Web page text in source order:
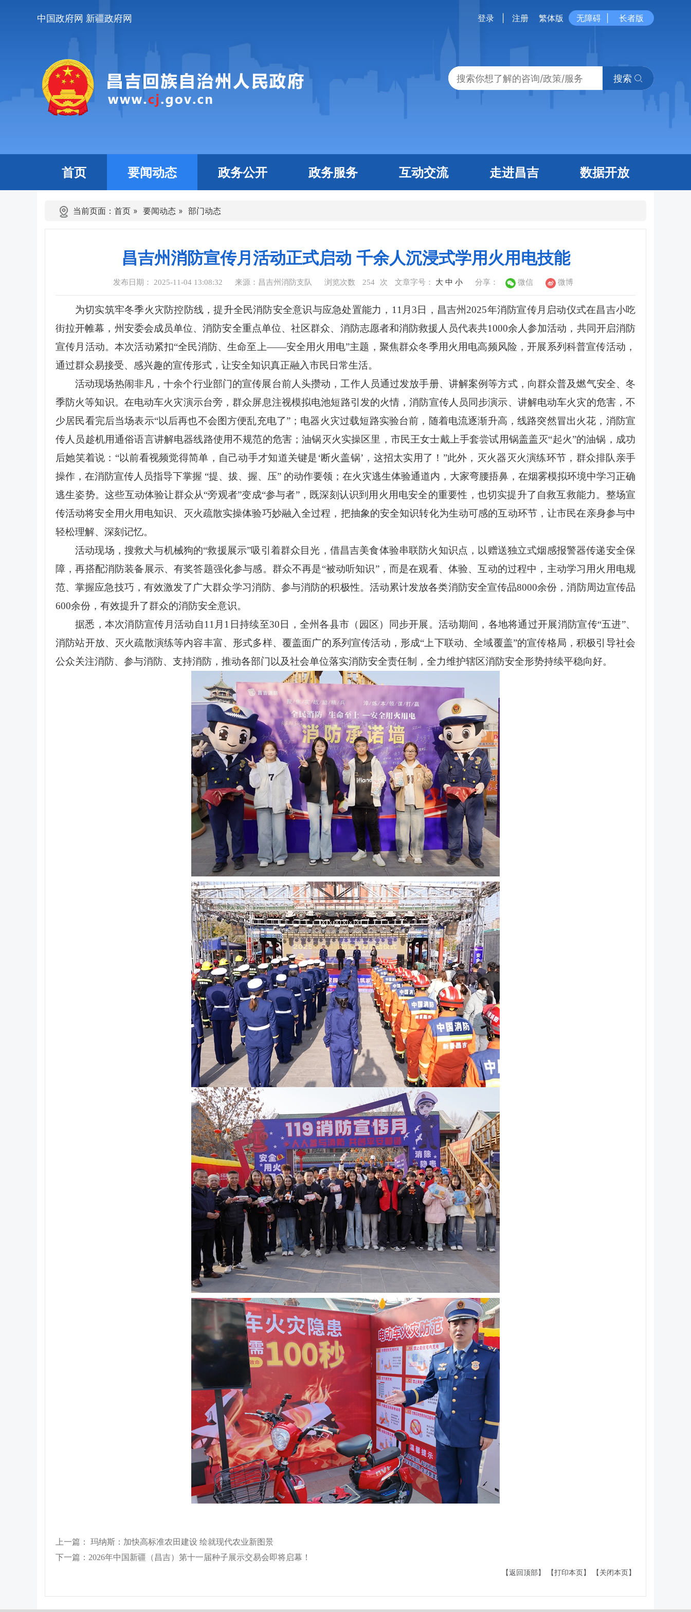
中国政府网 新疆政府网 登录 注册 繁体版 无障碍 长者版
搜索
首页 要闻动态 政务公开 政务服务 互动交流 走进昌吉 数据开放
当前页面： 首页 » 要闻动态 » 部门动态
昌吉州消防宣传月活动正式启动 千余人沉浸式学用火用电技能
发布日期： 2025-11-04 13:08:32 来源：昌吉州消防支队 浏览次数 254 次 文章字号： 大 中 小 分享： 微信 微博
为切实筑牢冬季火灾防控防线，提升全民消防安全意识与应急处置能力，11月3日，昌吉州2025年消防宣传月启动仪式在昌吉小吃
街拉开帷幕，州安委会成员单位、消防安全重点单位、社区群众、消防志愿者和消防救援人员代表共1000余人参加活动，共同开启消防
宣传月活动。本次活动紧扣“全民消防、生命至上——安全用火用电”主题，聚焦群众冬季用火用电高频风险，开展系列科普宣传活动，
通过群众易接受、感兴趣的宣传形式，让安全知识真正融入市民日常生活。
活动现场热闹非凡，十余个行业部门的宣传展台前人头攒动，工作人员通过发放手册、讲解案例等方式，向群众普及燃气安全、冬
季防火等知识。在电动车火灾演示台旁，群众屏息注视模拟电池短路引发的火情，消防宣传人员同步演示、讲解电动车火灾的危害，不
少居民看完后当场表示“以后再也不会图方便乱充电了”；电器火灾过载短路实验台前，随着电流逐渐升高，线路突然冒出火花，消防宣
传人员趁机用通俗语言讲解电器线路使用不规范的危害；油锅灭火实操区里，市民王女士戴上手套尝试用锅盖盖灭“起火”的油锅，成功
后她笑着说：“以前看视频觉得简单，自己动手才知道关键是‘断火盖锅’，这招太实用了！”此外，灭火器灭火演练环节，群众排队亲手
操作，在消防宣传人员指导下掌握 “提、拔、握、压” 的动作要领；在火灾逃生体验通道内，大家弯腰捂鼻，在烟雾模拟环境中学习正确
逃生姿势。这些互动体验让群众从“旁观者”变成“参与者”，既深刻认识到用火用电安全的重要性，也切实提升了自救互救能力。整场宣
传活动将安全用火用电知识、灭火疏散实操体验巧妙融入全过程，把抽象的安全知识转化为生动可感的互动环节，让市民在亲身参与中
轻松理解、深刻记忆。
活动现场，搜救犬与机械狗的“救援展示”吸引着群众目光，借昌吉美食体验串联防火知识点，以赠送独立式烟感报警器传递安全保
障，再搭配消防装备展示、有奖答题强化参与感。群众不再是“被动听知识”，而是在观看、体验、互动的过程中，主动学习用火用电规
范、掌握应急技巧，有效激发了广大群众学习消防、参与消防的积极性。活动累计发放各类消防安全宣传品8000余份，消防周边宣传品
600余份，有效提升了群众的消防安全意识。
据悉，本次消防宣传月活动自11月1日持续至30日，全州各县市（园区）同步开展。活动期间，各地将通过开展消防宣传“五进”、
消防站开放、灭火疏散演练等内容丰富、形式多样、覆盖面广的系列宣传活动，形成“上下联动、全域覆盖”的宣传格局，积极引导社会
公众关注消防、参与消防、支持消防，推动各部门以及社会单位落实消防安全责任制，全力维护辖区消防安全形势持续平稳向好。
上一篇： 玛纳斯：加快高标准农田建设 绘就现代农业新图景
下一篇：2026年中国新疆（昌吉）第十一届种子展示交易会即将启幕！
【返回顶部】 【打印本页】 【关闭本页】